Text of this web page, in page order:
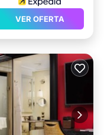
VER OFERTA